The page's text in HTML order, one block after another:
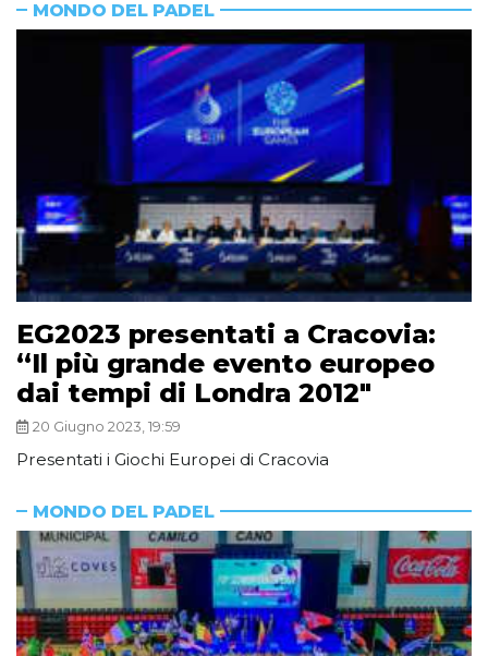
MONDO DEL PADEL
EG2023 presentati a Cracovia:
“Il più grande evento europeo
dai tempi di Londra 2012″
20 Giugno 2023, 19:59
Presentati i Giochi Europei di Cracovia
MONDO DEL PADEL